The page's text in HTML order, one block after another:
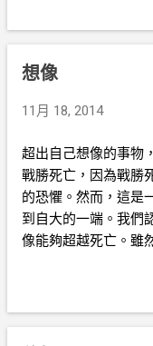
想像
11月 18, 2014
超出自己想像的事物
戰勝死亡，因為戰勝
的恐懼。然而，這是
到自大的一端。我們
像能夠超越死亡。雖